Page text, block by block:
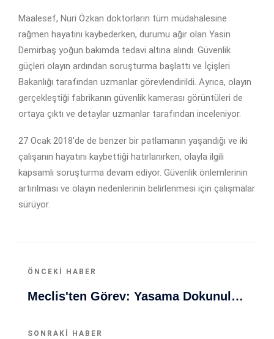
Maalesef, Nuri Özkan doktorların tüm müdahalesine
rağmen hayatını kaybederken, durumu ağır olan Yasin
Demirbaş yoğun bakımda tedavi altına alındı. Güvenlik
güçleri olayın ardından soruşturma başlattı ve İçişleri
Bakanlığı tarafından uzmanlar görevlendirildi. Ayrıca, olayın
gerçekleştiği fabrikanın güvenlik kamerası görüntüleri de
ortaya çıktı ve detaylar uzmanlar tarafından inceleniyor.
27 Ocak 2018'de de benzer bir patlamanın yaşandığı ve iki
çalışanın hayatını kaybettiği hatırlanırken, olayla ilgili
kapsamlı soruşturma devam ediyor. Güvenlik önlemlerinin
artırılması ve olayın nedenlerinin belirlenmesi için çalışmalar
sürüyor.
ÖNCEKI HABER
Meclis'ten Görev: Yasama Dokunulmazlığı Kaldırma Süreci Başladı
SONRAKI HABER